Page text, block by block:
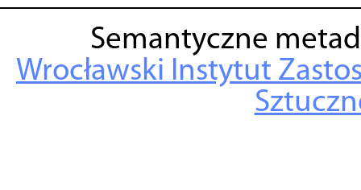
Semantyczne
Wrocławski Instytut